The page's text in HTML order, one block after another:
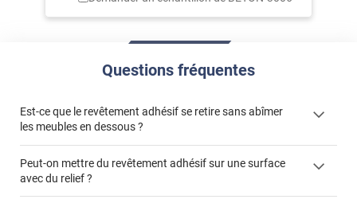
Questions fréquentes
Est-ce que le revêtement adhésif se retire sans abîmer
les meubles en dessous ?
Peut-on mettre du revêtement adhésif sur une surface
avec du relief ?